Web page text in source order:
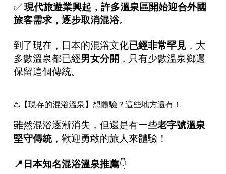
✅ 現代旅遊業興起，許多溫泉區開始迎合外國
旅客需求，逐步取消混浴。
到了現在，日本的混浴文化已經非常罕見，大
多數溫泉都已經男女分開 ，只有少數溫泉鄉還
保留這個傳統。
♨️【現存的混浴溫泉】想體驗？這些地方還有！
雖然混浴逐漸消失，但還是有一些老字號溫泉
堅守傳統，歡迎勇敢的旅人來體驗！
📍 日本知名混浴溫泉推薦👇